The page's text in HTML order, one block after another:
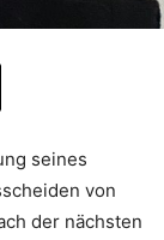
seines
von
der nächsten